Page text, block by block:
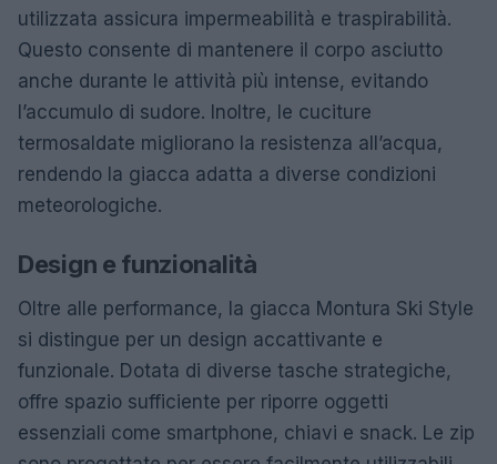
utilizzata assicura impermeabilità e traspirabilità.
Questo consente di mantenere il corpo asciutto
anche durante le attività più intense, evitando
l’accumulo di sudore. Inoltre, le cuciture
termosaldate migliorano la resistenza all’acqua,
rendendo la giacca adatta a diverse condizioni
meteorologiche.
Design e funzionalità
Oltre alle performance, la giacca Montura Ski Style
si distingue per un design accattivante e
funzionale. Dotata di diverse tasche strategiche,
offre spazio sufficiente per riporre oggetti
essenziali come smartphone, chiavi e snack. Le zip